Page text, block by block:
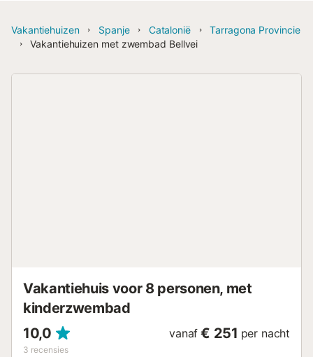
Vakantiehuizen Spanje Catalonië
Tarragona Provincie
Vakantiehuizen met zwembad Bellvei
Vakantiehuis voor 8 personen, met
kinderzwembad
10,0
3 recensies
vanaf € 251 per nacht